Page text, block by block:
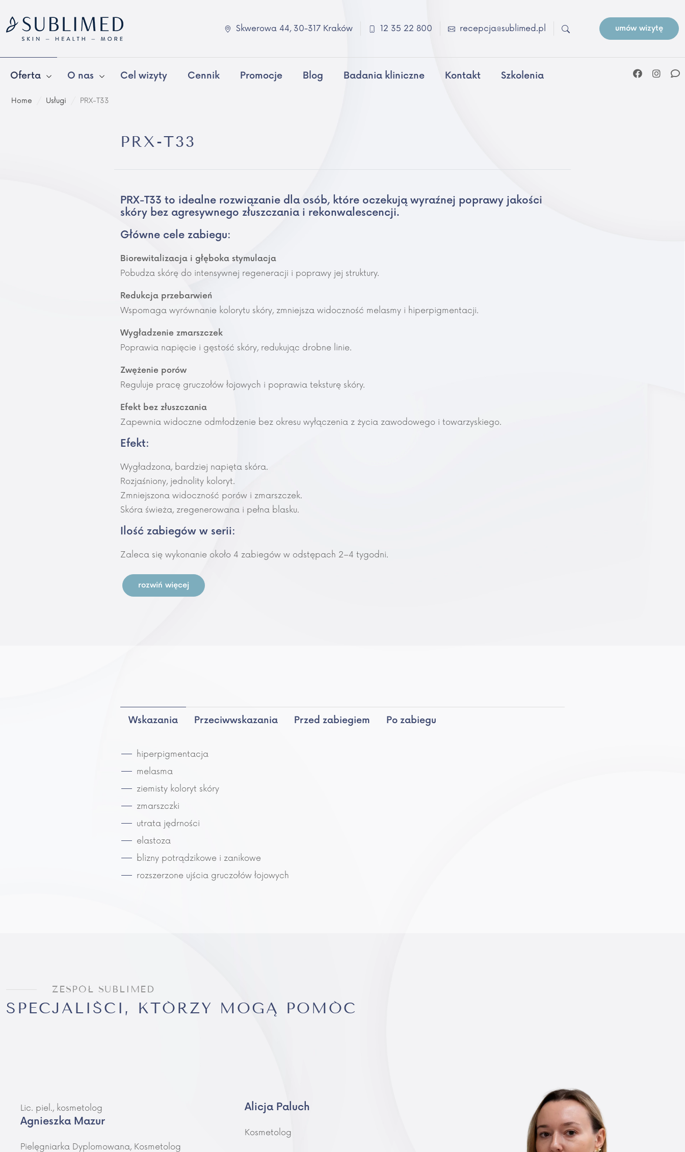
Skwerowa 44, 30-317 Kraków 12 35 22 800 recepcja@sublimed.pl umów wizytę
Oferta O nas Cel wizyty Cennik Promocje Blog Badania kliniczne Kontakt Szkolenia
Home Usługi PRX-T33
PRX-T33
PRX-T33 to idealne rozwiązanie dla osób, które oczekują wyraźnej poprawy jakości
skóry bez agresywnego złuszczania i rekonwalescencji.
Główne cele zabiegu:
Biorewitalizacja i głęboka stymulacja
Pobudza skórę do intensywnej regeneracji i poprawy jej struktury.
Redukcja przebarwień
Wspomaga wyrównanie kolorytu skóry, zmniejsza widoczność melasmy i hiperpigmentacji.
Wygładzenie zmarszczek
Poprawia napięcie i gęstość skóry, redukując drobne linie.
Zwężenie porów
Reguluje pracę gruczołów łojowych i poprawia teksturę skóry.
Efekt bez złuszczania
Zapewnia widoczne odmłodzenie bez okresu wyłączenia z życia zawodowego i towarzyskiego.
Efekt:
Wygładzona, bardziej napięta skóra.
Rozjaśniony, jednolity koloryt.
Zmniejszona widoczność porów i zmarszczek.
Skóra świeża, zregenerowana i pełna blasku.
Ilość zabiegów w serii:
Zaleca się wykonanie około 4 zabiegów w odstępach 2–4 tygodni.
rozwiń więcej
Wskazania Przeciwwskazania Przed zabiegiem Po zabiegu
hiperpigmentacja
melasma
ziemisty koloryt skóry
zmarszczki
utrata jędrności
elastoza
blizny potrądzikowe i zanikowe
rozszerzone ujścia gruczołów łojowych
ZESPÓŁ SUBLIMED
SPECJALIŚCI, KTÓRZY MOGĄ POMÓC
Lic. piel., kosmetolog
Agnieszka Mazur
Pielęgniarka Dyplomowana, Kosmetolog
Alicja Paluch
Kosmetolog